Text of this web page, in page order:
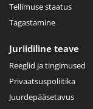
Tellimuse staatus
Tagastamine
Juriidiline teave
Reeglid ja tingimused
Privaatsuspoliitika
Juurdepääsetavus